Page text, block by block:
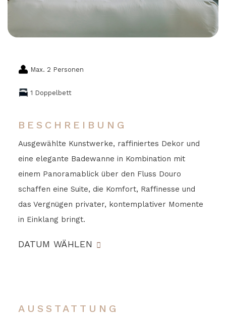
Max. 2 Personen
1 Doppelbett
BESCHREIBUNG
Ausgewählte Kunstwerke, raffiniertes Dekor und
eine elegante Badewanne in Kombination mit
einem Panoramablick über den Fluss Douro
schaffen eine Suite, die Komfort, Raffinesse und
das Vergnügen privater, kontemplativer Momente
in Einklang bringt.
DATUM WÄHLEN
AUSSTATTUNG